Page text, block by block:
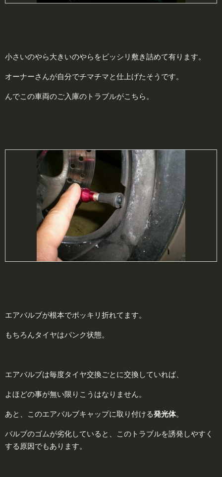
小さいのやら大きいのやらをビッシリ敷き詰めて有ります。
オーナーさんが自分でチマチマと仕上げたそうです。
んでこの車両のご入庫のトラブルがこちら。
エアバルブが根本でポッキリ折れてます。
もちろんタイヤはパンク状態。
エアバルブは毎度タイヤ交換ごとに交換していれば、
よほどの事が無い限りこうはなりません。
あと、このエアバルブキャップに取り付ける発光体。
バルブのゴムが劣化していると、このトラブルを誘発しやすく
する原因でもあります。